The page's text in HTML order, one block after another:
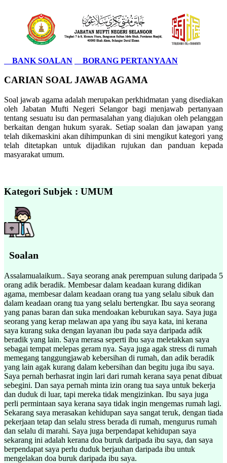
BANK SOALAN BORANG PERTANYAAN
CARIAN SOAL JAWAB AGAMA
Soal jawab agama adalah merupakan perkhidmatan yang disediakan
oleh Jabatan Mufti Negeri Selangor bagi menjawab pertanyaan
tentang sesuatu isu dan permasalahan yang diajukan oleh pelanggan
berkaitan dengan hukum syarak. Setiap soalan dan jawapan yang
telah dikemaskini akan dihimpunkan di sini mengikut kategori yang
telah ditetapkan untuk dijadikan rujukan dan panduan kepada
masyarakat umum.
Kategori Subjek : UMUM
Soalan
Assalamualaikum.. Saya seorang anak perempuan sulung daripada 5
orang adik beradik. Membesar dalam keadaan kurang didikan
agama, membesar dalam keadaan orang tua yang selalu sibuk dan
dalam keadaan orang tua yang selalu bertengkar. Ibu saya seorang
yang panas baran dan suka mendoakan keburukan saya. Saya juga
seorang yang kerap melawan apa yang ibu saya kata, ini kerana
saya kurang suka dengan layanan ibu pada saya daripada adik
beradik yang lain. Saya merasa seperti ibu saya meletakkan saya
sebagai tempat melepas geram nya. Saya juga agak stress di rumah
memegang tanggungjawab kebersihan di rumah, dan adik beradik
yang lain agak kurang dalam kebersihan dan begitu juga ibu saya.
Saya pernah berhasrat ingin lari dari rumah kerana saya penat dibuat
sebegini. Dan saya pernah minta izin orang tua saya untuk bekerja
dan duduk di luar, tapi mereka tidak mengizinkan. Ibu saya juga
perli permintaan saya kerana saya tidak ingin mengemas rumah lagi.
Sekarang saya merasakan kehidupan saya sangat teruk, dengan tiada
pekerjaan tetap dan selalu stress berada di rumah, mengurus rumah
dan selalu di marahi. Saya juga berpendapat kehidupan saya
sekarang ini adalah kerana doa buruk daripada ibu saya, dan saya
berpendapat saya perlu duduk berjauhan daripada ibu untuk
mengelakan doa buruk daripada ibu saya.